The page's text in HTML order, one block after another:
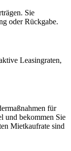
Sie
oder Rückgabe.
Leasingraten,
für
und bekommen Sie
Mietkaufrate sind